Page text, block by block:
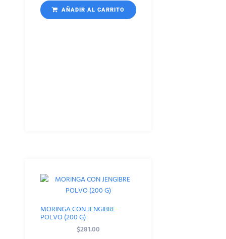
AÑADIR AL CARRITO
MORINGA CON JENGIBRE
POLVO (200 G)
$281.00